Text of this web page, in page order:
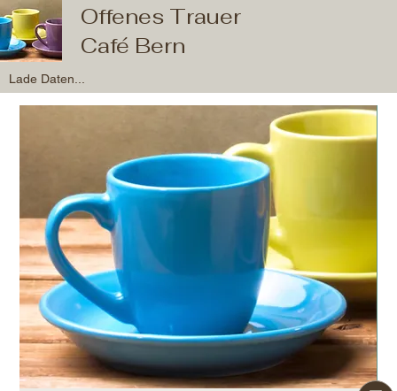
Lade Daten...
Offenes Trauer
Café Bern